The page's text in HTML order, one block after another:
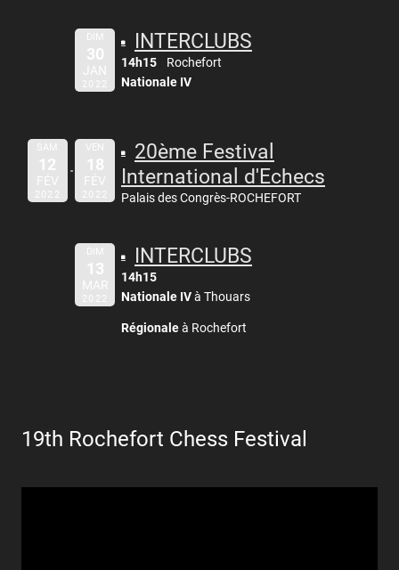
DIM
30
JAN
2022
INTERCLUBS
14h15
Rochefort
Nationale IV
SAM
12
FÉV
2022
VEN
18
FÉV
2022
20ème Festival
International d'Echecs
Palais des Congrès-ROCHEFORT
DIM
13
MAR
2022
INTERCLUBS
14h15
Nationale IVà Thouars
Régionaleà Rochefort
19th Rochefort Chess Festival